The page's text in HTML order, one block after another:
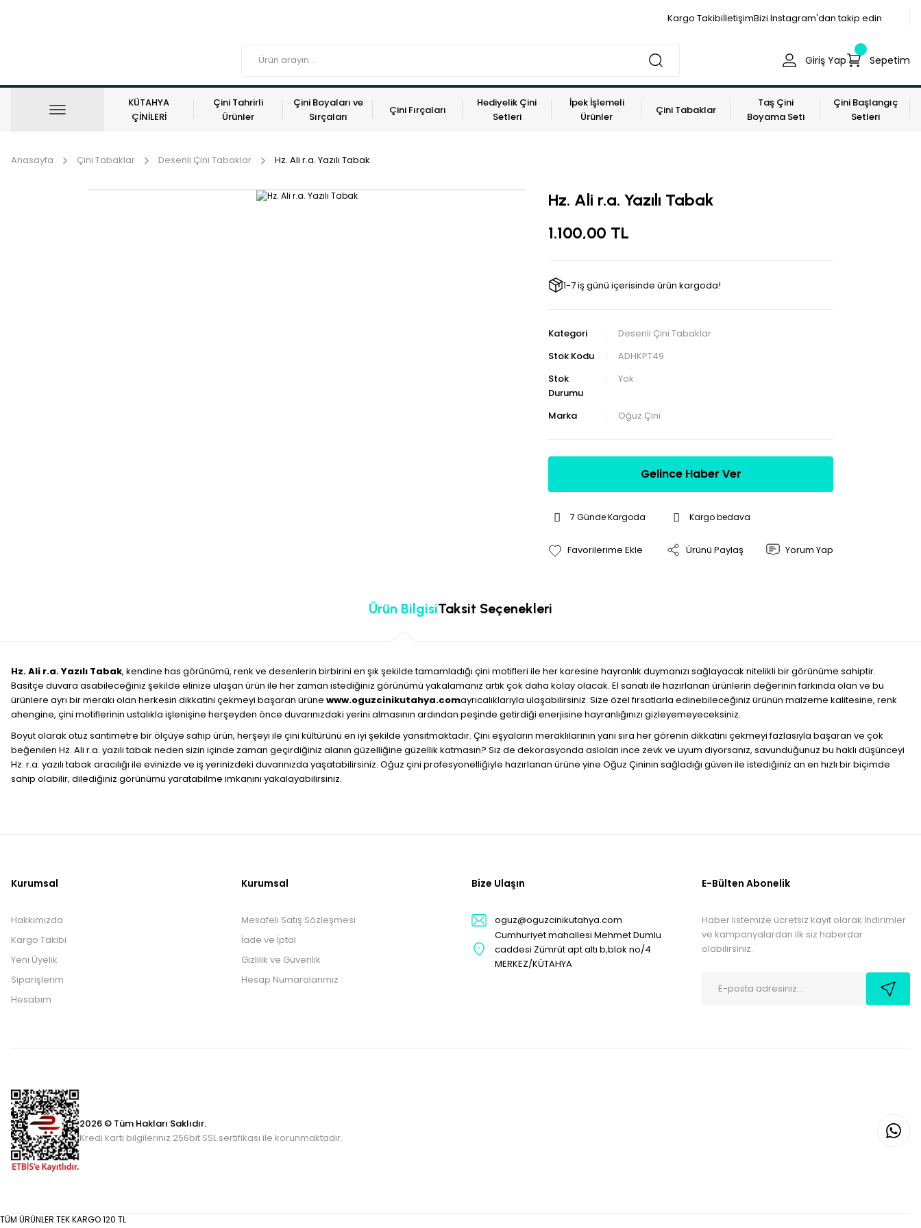
Kargo TakibiİletişimBizi Instagram'dan takip edin
Giriş Yap Sepetim
KÜTAHYA
ÇİNİLERİ
Çini Tahrirli
Ürünler
Çini Boyaları ve
Sırçaları
Çini Fırçaları
Hediyelik Çini
Setleri
İpek İşlemeli
Ürünler
Çini Tabaklar
Taş Çini
Boyama Seti
Çini Başlangıç
Setleri
Anasayfa Çini Tabaklar Desenli Çini Tabaklar Hz. Ali r.a. Yazılı Tabak
Hz. Ali r.a. Yazılı Tabak
1.100,00 TL
1-7 iş günü içerisinde ürün kargoda!
Kategori
Desenli Çini Tabaklar
Stok Kodu
ADHKPT49
Stok
Durumu
Yok
Marka Oğuz Çini
Gelince Haber Ver
7 Günde Kargoda Kargo bedava
Ürünü Paylaş Yorum Yap
Ürün BilgisiTaksit Seçenekleri
Hz. Ali r.a. Yazılı Tabak, kendine has görünümü, renk ve desenlerin birbirini en şık şekilde tamamladığı çini motifleri ile her karesine hayranlık duymanızı sağlayacak nitelikli bir görünüme sahiptir.
Basitçe duvara asabileceğiniz şekilde elinize ulaşan ürün ile her zaman istediğiniz görünümü yakalamanız artık çok daha kolay olacak. El sanatı ile hazırlanan ürünlerin değerinin farkında olan ve bu
ürünlere ayrı bir merakı olan herkesin dikkatini çekmeyi başaran ürüne www.oguzcinikutahya.comayrıcalıklarıyla ulaşabilirsiniz. Size özel fırsatlarla edinebileceğiniz ürünün malzeme kalitesine, renk
ahengine, çini motiflerinin ustalıkla işlenişine herşeyden önce duvarınızdaki yerini almasının ardından peşinde getirdiği enerjisine hayranlığınızı gizleyemeyeceksiniz.
Boyut olarak otuz santimetre bir ölçüye sahip ürün, herşeyi ile çini kültürünü en iyi şekilde yansıtmaktadır. Çini eşyaların meraklılarının yanı sıra her görenin dikkatini çekmeyi fazlasıyla başaran ve çok
beğenilen Hz. Ali r.a. yazılı tabak neden sizin içinde zaman geçirdiğiniz alanın güzelliğine güzellik katmasın? Siz de dekorasyonda aslolan ince zevk ve uyum diyorsanız, savunduğunuz bu haklı düşünceyi
Hz. r.a. yazılı tabak aracılığı ile evinizde ve iş yerinizdeki duvarınızda yaşatabilirsiniz. Oğuz çini profesyonelliğiyle hazırlanan ürüne yine Oğuz Çininin sağladığı güven ile istediğiniz an en hızlı bir biçimde
sahip olabilir, dilediğiniz görünümü yaratabilme imkanını yakalayabilirsiniz.
Kurumsal
Hakkımızda
Kargo Takibi
Yeni Üyelik
Siparişlerim
Hesabım
Kurumsal
Mesafeli Satış Sözleşmesi
İade ve İptal
Gizlilik ve Güvenlik
Hesap Numaralarımız
Bize Ulaşın
oguz@oguzcinikutahya.com
Cumhuriyet mahallesi Mehmet Dumlu
caddesi Zümrüt apt altı b,blok no/4
MERKEZ/KÜTAHYA
E-Bülten Abonelik
Haber listemize ücretsiz kayıt olarak İndirimler
ve kampanyalardan ilk siz haberdar
olabilirsiniz.
2026 © Tüm Hakları Saklıdır.
Kredi kartı bilgileriniz 256bit SSL sertifikası ile korunmaktadır.
TÜM ÜRÜNLER TEK KARGO 120 TL